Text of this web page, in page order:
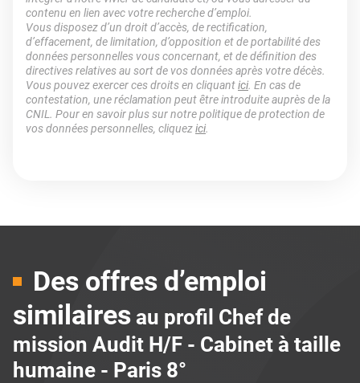
contenu en lien avec votre recherche d’emploi.
Vous disposez d’un droit d’accès, de rectification,
d’effacement, de limitation, d’opposition et de portabilité des
données personnelles vous concernant, et de définition des
directives relatives au sort de vos données après votre décès.
Vous pouvez exercer ces droits en cliquantici. En cas de
contestation, une réclamation peut être introduite auprès de la
CNIL. Pour en savoir plus sur notre politique de protection de
vos données personnelles, cliquezici.
Des offres d’emploi
similaires au profil Chef de
mission Audit H/F - Cabinet à taille
humaine - Paris 8°